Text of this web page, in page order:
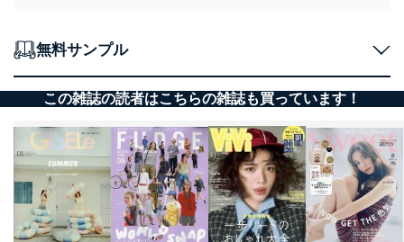
無料サンプル
この雑誌の読者はこちらの雑誌も買っています！